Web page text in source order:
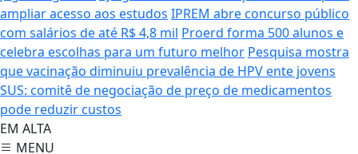
ampliar acesso aos estudos IPREM abre concurso público
com salários de até R$ 4,8 mil Proerd forma 500 alunos e
celebra escolhas para um futuro melhor Pesquisa mostra
que vacinação diminuiu prevalência de HPV ente jovens
SUS: comitê de negociação de preço de medicamentos
pode reduzir custos
EM ALTA
MENU